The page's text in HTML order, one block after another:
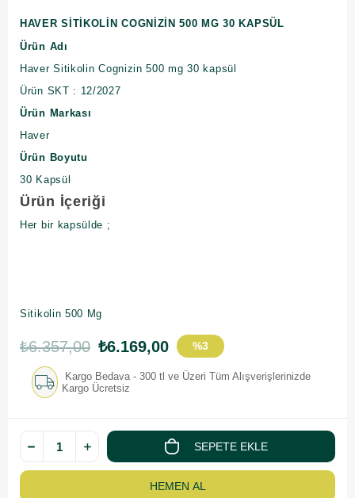
HAVER SİTİKOLİN COGNİZİN 500 MG 30 KAPSÜL
Ürün Adı
Haver Sitikolin Cognizin 500 mg 30 kapsül
Ürün SKT : 12/2027
Ürün Markası
Haver
Ürün Boyutu
30 Kapsül
Ürün İçeriği
Her bir kapsülde ;
Sitikolin 500 Mg
₺6.357,00 ₺6.169,00 %3
İndirim
Kargo Bedava - 300 tl ve Üzeri Tüm Alışverişlerinizde
Kargo Ücretsiz